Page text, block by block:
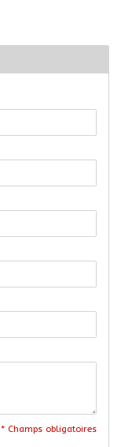
* Champs obligatoires